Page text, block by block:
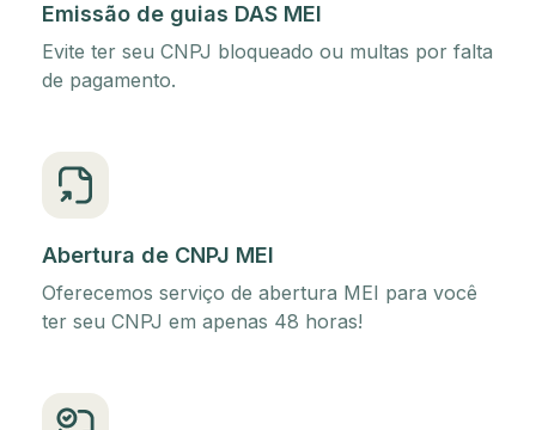
Emissão de guias DAS MEI
Evite ter seu CNPJ bloqueado ou multas por falta
de pagamento.
Abertura de CNPJ MEI
Oferecemos serviço de abertura MEI para você
ter seu CNPJ em apenas 48 horas!